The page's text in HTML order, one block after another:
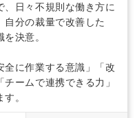
日々不規則な働き方に
自分の裁量で改善した
決意。
に作業する意識」「改
ームで連携できる力」
。